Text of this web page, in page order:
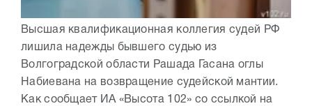
Высшая квалификационная коллегия судей РФ
лишила надежды бывшего судью из
Волгоградской области Рашада Гасана оглы
Набиевана на возвращение судейской мантии.
Как сообщает ИА «Высота 102» со ссылкой на